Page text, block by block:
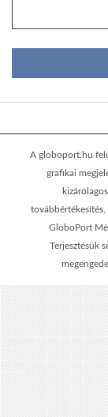
A globoport.hu
grafikai
továbbértékesítés,
GloboPort
Terjesztésük